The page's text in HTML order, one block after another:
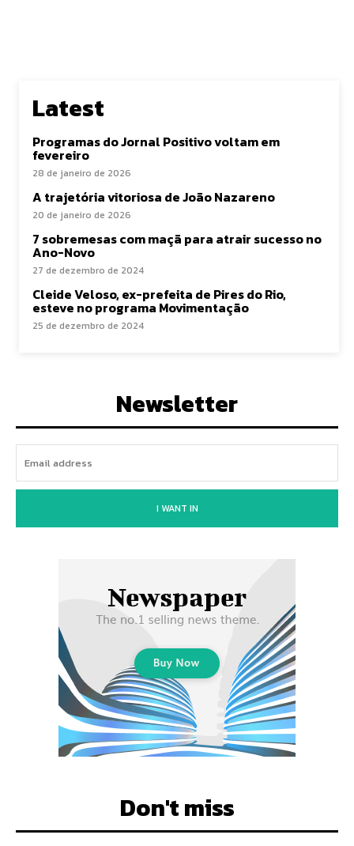
Latest
Programas do Jornal Positivo voltam em
fevereiro
28 de janeiro de 2026
A trajetória vitoriosa de João Nazareno
20 de janeiro de 2026
7 sobremesas com maçã para atrair sucesso no
Ano-Novo
27 de dezembro de 2024
Cleide Veloso, ex-prefeita de Pires do Rio,
esteve no programa Movimentação
25 de dezembro de 2024
Newsletter
I WANT IN
Don't miss